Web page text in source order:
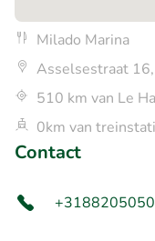
Milado Marina
Asselsestraat
510 km van Le
0km van
Contact